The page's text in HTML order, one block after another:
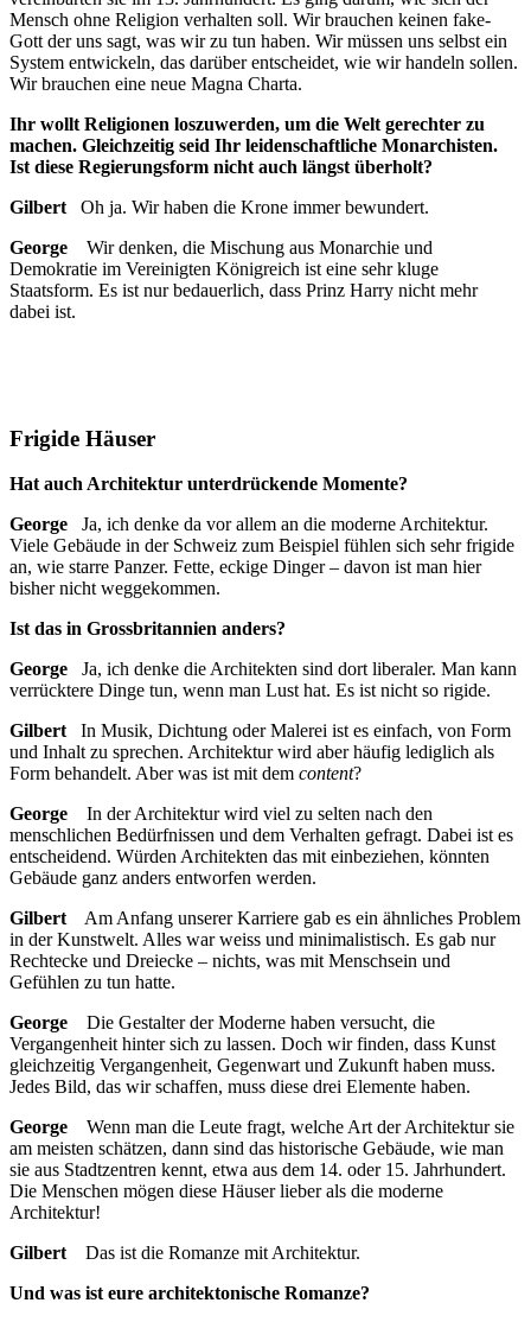
Mensch ohne Religion verhalten soll. Wir brauchen keinen fake-
Gott der uns sagt, was wir zu tun haben. Wir müssen uns selbst ein
System entwickeln, das darüber entscheidet, wie wir handeln sollen.
Wir brauchen eine neue Magna Charta.
Ihr wollt Religionen loszuwerden, um die Welt gerechter zu
machen. Gleichzeitig seid Ihr leidenschaftliche Monarchisten.
Ist diese Regierungsform nicht auch längst überholt?
Gilbert Oh ja. Wir haben die Krone immer bewundert.
George Wir denken, die Mischung aus Monarchie und
Demokratie im Vereinigten Königreich ist eine sehr kluge
Staatsform. Es ist nur bedauerlich, dass Prinz Harry nicht mehr
dabei ist.
Frigide Häuser
Hat auch Architektur unterdrückende Momente?
George Ja, ich denke da vor allem an die moderne Architektur.
Viele Gebäude in der Schweiz zum Beispiel fühlen sich sehr frigide
an, wie starre Panzer. Fette, eckige Dinger – davon ist man hier
bisher nicht weggekommen.
Ist das in Grossbritannien anders?
George Ja, ich denke die Architekten sind dort liberaler. Man kann
verrücktere Dinge tun, wenn man Lust hat. Es ist nicht so rigide.
Gilbert In Musik, Dichtung oder Malerei ist es einfach, von Form
und Inhalt zu sprechen. Architektur wird aber häufig lediglich als
Form behandelt. Aber was ist mit dem content?
George In der Architektur wird viel zu selten nach den
menschlichen Bedürfnissen und dem Verhalten gefragt. Dabei ist es
entscheidend. Würden Architekten das mit einbeziehen, könnten
Gebäude ganz anders entworfen werden.
Gilbert Am Anfang unserer Karriere gab es ein ähnliches Problem
in der Kunstwelt. Alles war weiss und minimalistisch. Es gab nur
Rechtecke und Dreiecke – nichts, was mit Menschsein und
Gefühlen zu tun hatte.
George Die Gestalter der Moderne haben versucht, die
Vergangenheit hinter sich zu lassen. Doch wir finden, dass Kunst
gleichzeitig Vergangenheit, Gegenwart und Zukunft haben muss.
Jedes Bild, das wir schaffen, muss diese drei Elemente haben.
George Wenn man die Leute fragt, welche Art der Architektur sie
am meisten schätzen, dann sind das historische Gebäude, wie man
sie aus Stadtzentren kennt, etwa aus dem 14. oder 15. Jahrhundert.
Die Menschen mögen diese Häuser lieber als die moderne
Architektur!
Gilbert Das ist die Romanze mit Architektur.
Und was ist eure architektonische Romanze?